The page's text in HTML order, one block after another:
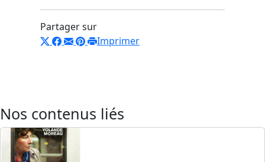
Partager sur
Imprimer
Nos contenus liés